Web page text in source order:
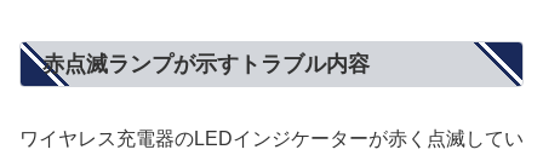
赤点滅ランプが示すトラブル内容
ワイヤレス充電器のLEDインジケーターが赤く点滅してい